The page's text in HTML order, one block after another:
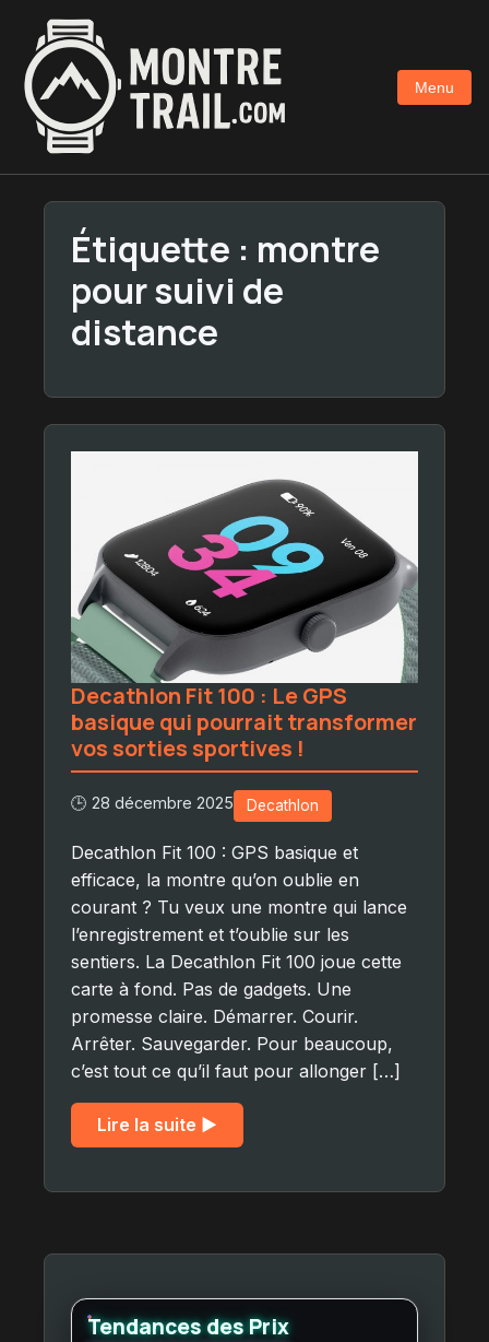
contenu
principal
Menu
Étiquette : montre
pour suivi de
distance
Decathlon Fit 100 : Le GPS
basique qui pourrait transformer
vos sorties sportives !
🕒 28 décembre 2025 Decathlon
Decathlon Fit 100 : GPS basique et
efficace, la montre qu’on oublie en
courant ? Tu veux une montre qui lance
l’enregistrement et t’oublie sur les
sentiers. La Decathlon Fit 100 joue cette
carte à fond. Pas de gadgets. Une
promesse claire. Démarrer. Courir.
Arrêter. Sauvegarder. Pour beaucoup,
c’est tout ce qu’il faut pour allonger […]
Lire la suite ▶︎
Tendances des Prix